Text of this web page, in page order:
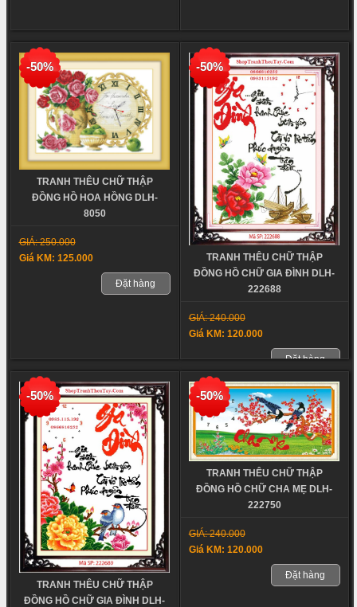
-50%
TRANH THÊU CHỮ THẬP
ĐỒNG HỒ HOA HỒNG DLH-
8050
GIÁ: 250.000
Giá KM: 125.000
Đặt hàng
-50%
TRANH THÊU CHỮ THẬP
ĐỒNG HỒ CHỮ GIA ĐÌNH DLH-
222688
GIÁ: 240.000
Giá KM: 120.000
Đặt hàng
-50%
TRANH THÊU CHỮ THẬP
ĐỒNG HỒ CHỮ GIA ĐÌNH DLH-
-50%
TRANH THÊU CHỮ THẬP
ĐỒNG HỒ CHỮ CHA MẸ DLH-
222750
GIÁ: 240.000
Giá KM: 120.000
Đặt hàng